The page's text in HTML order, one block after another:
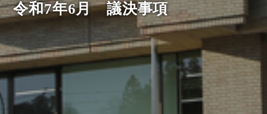
令和7年6月 議決事項